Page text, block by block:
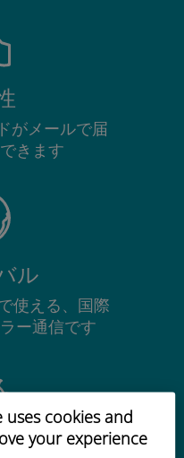
cookies and
your experience
がメールで届
きます
ル
使える、国際
ー通信です
マンス